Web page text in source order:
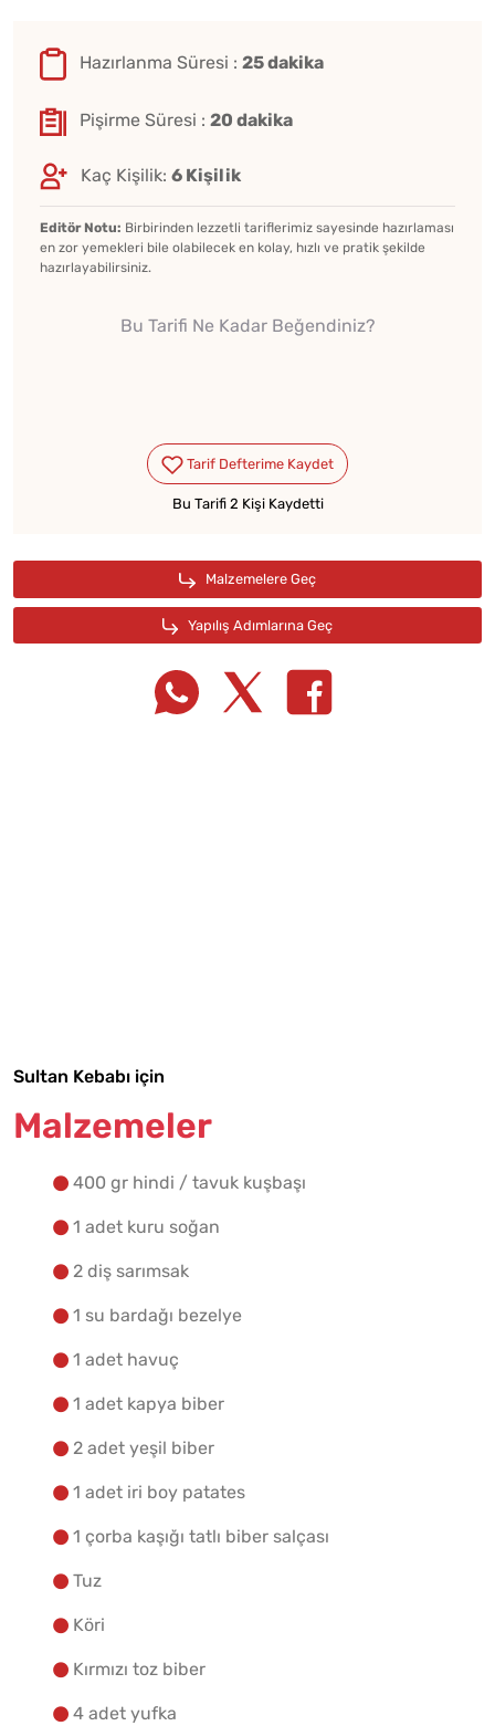
Hazırlanma Süresi : 25 dakika
Pişirme Süresi : 20 dakika
Kaç Kişilik: 6 Kişilik
Editör Notu: Birbirinden lezzetli tariflerimiz sayesinde hazırlaması
en zor yemekleri bile olabilecek en kolay, hızlı ve pratik şekilde
hazırlayabilirsiniz.
Bu Tarifi Ne Kadar Beğendiniz?
Bu Tarifi 2 Kişi Kaydetti
Sultan Kebabı için
Malzemeler
400 gr hindi / tavuk kuşbaşı
1 adet kuru soğan
2 diş sarımsak
1 su bardağı bezelye
1 adet havuç
1 adet kapya biber
2 adet yeşil biber
1 adet iri boy patates
1 çorba kaşığı tatlı biber salçası
Tuz
Köri
Kırmızı toz biber
4 adet yufka